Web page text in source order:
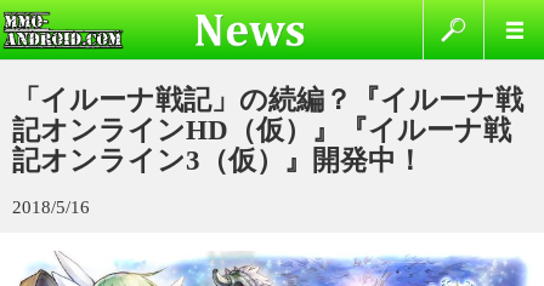
「イルーナ戦記」の続編？『イルーナ戦
記オンラインHD（仮）』『イルーナ戦
記オンライン3（仮）』開発中！
2018/5/16